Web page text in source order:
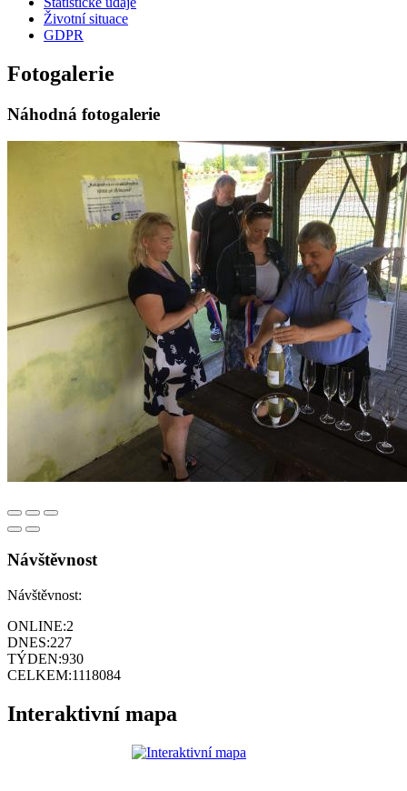
Životní situace
GDPR
Fotogalerie
Náhodná fotogalerie
Návštěvnost
Návštěvnost:
ONLINE:2
DNES:227
TÝDEN:930
CELKEM:1118084
Interaktivní mapa